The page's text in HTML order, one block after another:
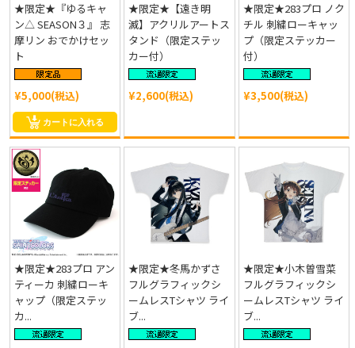
★限定★『ゆるキャ
ン△ SEASON３』 志
摩リン おでかけセッ
ト
¥5,000(税込)
カートに入れる
★限定★【遠き明
滅】アクリルアートス
タンド（限定ステッ
カー付）
¥2,600(税込)
★限定★283プロ ノク
チル 刺繍ローキャッ
プ（限定ステッカー
付）
¥3,500(税込)
★限定★283プロ アン
ティーカ 刺繍ローキ
ャップ（限定ステッ
カ...
★限定★冬馬かずさ
フルグラフィックシ
ームレスTシャツ ライ
ブ...
★限定★小木曽雪菜
フルグラフィックシ
ームレスTシャツ ライ
ブ...